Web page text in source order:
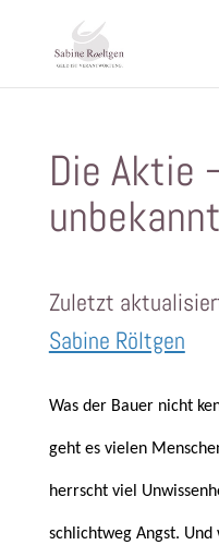
Die Aktie
Zuletzt
Sabine Röltgen
Was der Bauer nicht
geht es vielen
herrscht viel
schlichtweg Angst. Und